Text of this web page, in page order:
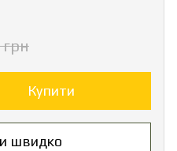
Купити
швидко